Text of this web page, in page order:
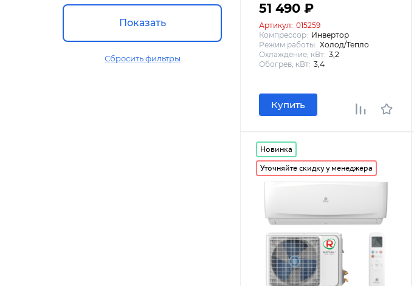
Показать
Сбросить фильтры
51 490 ₽
Артикул: 015259
Компрессор: Инвертор
Режим работы: Холод/Тепло
Охлаждение, кВт: 3,2
Обогрев, кВт: 3,4
Купить
Новинка
Уточняйте скидку у менеджера